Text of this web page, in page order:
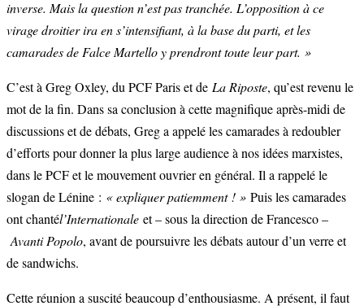
inverse. Mais la question n’est pas tranchée. L’opposition à ce
virage droitier ira en s’intensifiant, à la base du parti, et les
camarades de Falce Martello y prendront toute leur part. »
C’est à Greg Oxley, du PCF Paris et de La Riposte, qu’est revenu le
mot de la fin. Dans sa conclusion à cette magnifique après-midi de
discussions et de débats, Greg a appelé les camarades à redoubler
d’efforts pour donner la plus large audience à nos idées marxistes,
dans le PCF et le mouvement ouvrier en général. Il a rappelé le
slogan de Lénine : « expliquer patiemment ! » Puis les camarades
ont chantél’Internationale et – sous la direction de Francesco –
Avanti Popolo, avant de poursuivre les débats autour d’un verre et
de sandwichs.
Cette réunion a suscité beaucoup d’enthousiasme. A présent, il faut